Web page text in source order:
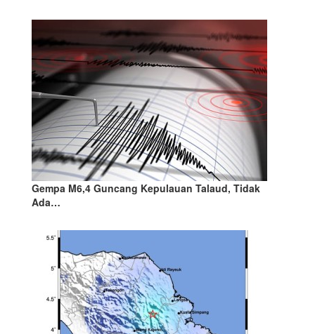
Gempa M6,4 Guncang Kepulauan Talaud, Tidak
Ada…